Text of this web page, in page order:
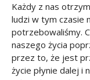
Każdy z nas
ludzi w tym czasie
potrzebowaliśmy.
naszego życia
przez to, że jest
życie płynie dalej i